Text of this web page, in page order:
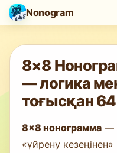
Nonogram
Ойын жүктелуде…
8×8
— логика
тоғысқан
8×8 нонограмма —
«үйрену